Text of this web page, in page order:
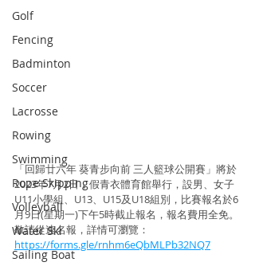
Golf
Fencing
Badminton
Soccer
Lacrosse
Rowing
Swimming
Rope Skipping
Volleyball
Water Ski
Sailing Boat
「回歸廿六年 葵青步向前 三人籃球公開賽」將於
2023年7月2日，假青衣體育館舉行，設男、女子
U11小學組、U13、U15及U18組別，比賽報名於6
月9日(星期一)下午5時截止報名，報名費用全免。
敬請從速名報，詳情可瀏覽：
https://forms.gle/rnhm6eQbMLPb32NQ7